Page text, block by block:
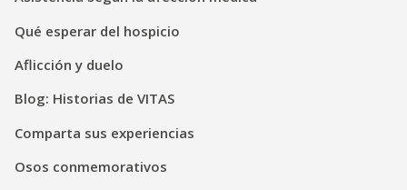
Qué esperar del hospicio
Aflicción y duelo
Blog: Historias de VITAS
Comparta sus experiencias
Osos conmemorativos